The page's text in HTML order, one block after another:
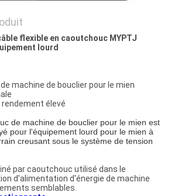
flexible en caoutchouc MYPTJ
lourd
machine de bouclier pour le mien
élevé
de machine de bouclier pour le mien est
pour l'équipement lourd pour le mien à
creusant sous le système de tension
par caoutchouc utilisé dans le
d'alimentation d'énergie de machine
semblables.